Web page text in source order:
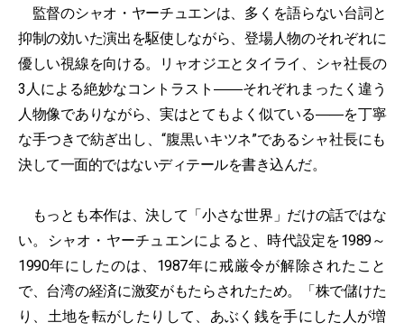
監督のシャオ・ヤーチュエンは、多くを語らない台詞と
抑制の効いた演出を駆使しながら、登場人物のそれぞれに
優しい視線を向ける。リャオジエとタイライ、シャ社長の
3人による絶妙なコントラスト――それぞれまったく違う
人物像でありながら、実はとてもよく似ている――を丁寧
な手つきで紡ぎ出し、“腹黒いキツネ”であるシャ社長にも
決して一面的ではないディテールを書き込んだ。
もっとも本作は、決して「小さな世界」だけの話ではな
い。シャオ・ヤーチュエンによると、時代設定を1989～
1990年にしたのは、1987年に戒厳令が解除されたこと
で、台湾の経済に激変がもたらされたため。「株で儲けた
り、土地を転がしたりして、あぶく銭を手にした人が増